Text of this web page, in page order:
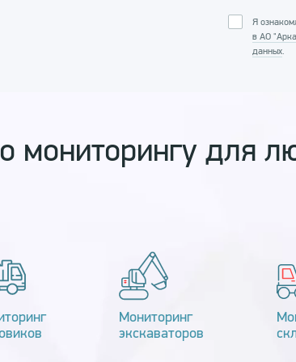
Я
в АО
данных.
мониторингу для
Мониторинг
экскаваторов